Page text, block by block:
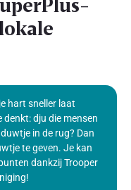
hart sneller laat
dju die mensen
in de rug? Dan
te geven. Je kan
dankzij Trooper